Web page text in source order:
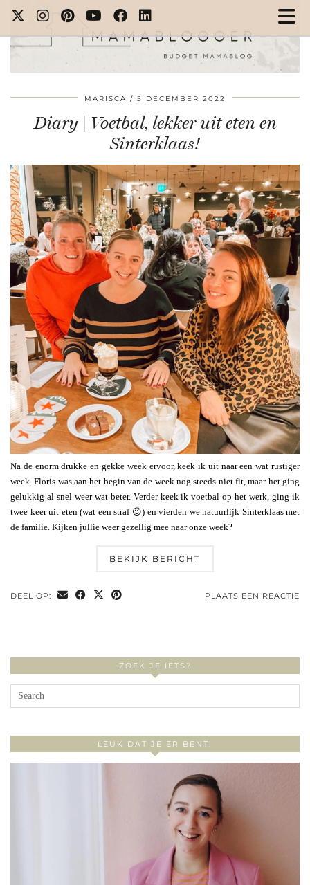
MARISCA 5 DECEMBER 2022
Diary | Voetbal, lekker uit eten en
Sinterklaas!
Na de enorm drukke en gekke week ervoor, keek ik uit naar een wat rustiger
week. Floris was aan het begin van de week nog steeds niet fit, maar het ging
gelukkig al snel weer wat beter. Verder keek ik voetbal op het werk, ging ik
twee keer uit eten (wat een straf 😉) en vierden we natuurlijk Sinterklaas met
de familie. Kijken jullie weer gezellig mee naar onze week?
BEKIJK BERICHT
DEEL OP: PLAATS EEN REACTIE
ZOEK JE IETS?
LEUK DAT JE ER BENT!